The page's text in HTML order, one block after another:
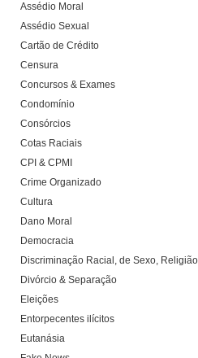
Assédio Moral
Assédio Sexual
Cartão de Crédito
Censura
Concursos & Exames
Condomínio
Consórcios
Cotas Raciais
CPI & CPMI
Crime Organizado
Cultura
Dano Moral
Democracia
Discriminação Racial, de Sexo,
Divórcio & Separação
Eleições
Entorpecentes ilícitos
Eutanásia